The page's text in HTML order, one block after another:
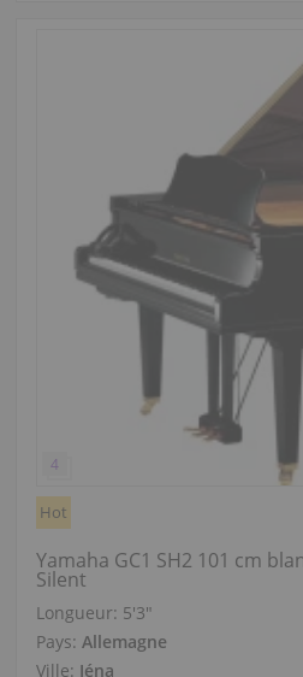
Hot
Yamaha GC1 SH2 101 cm
Silent
Longueur: 5′3″
Pays: Allemagne
Ville: Iéna